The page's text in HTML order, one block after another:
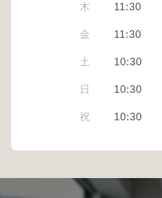
木 11:30
金 11:30
土 10:30
日 10:30
祝 10:30